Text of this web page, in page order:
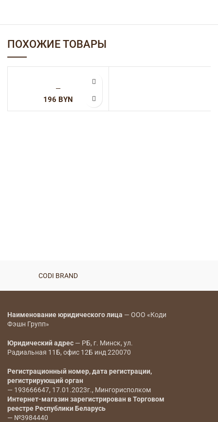
ПОХОЖИЕ ТОВАРЫ
—
BYN
CODI BRAND
Наименование юридического лица — ООО «Коди
Фэшн Групп»
Юридический адрес — РБ, г. Минск, ул.
Радиальная 11Б, офис 12Б инд 220070
Регистрационный номер, дата регистрации,
регистрирующий орган
— 193666647, 17.01.2023г., Мингорисполком
Интернет-магазин зарегистрирован в Торговом
реестре Республики Беларусь
— №3984440